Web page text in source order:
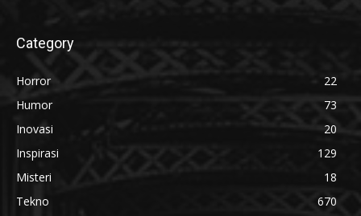
Category
Horror
22
Humor
73
Inovasi
20
Inspirasi
129
Misteri
18
Tekno
670